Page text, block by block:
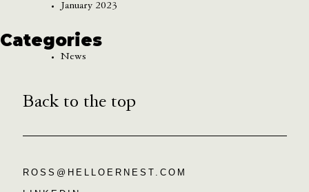
January 2023
Categories
News
Back to the top
ROSS@HELLOERNEST.COM